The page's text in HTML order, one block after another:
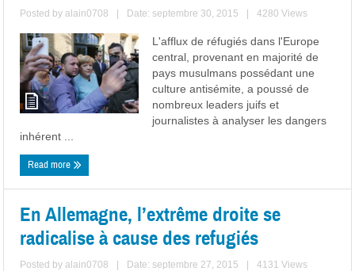
Posted byalain0708 Date: septembre 30, 2015 4280 Views
L'afflux de réfugiés dans l'Europe
central, provenant en majorité de
pays musulmans possédant une
culture antisémite, a poussé de
nombreux leaders juifs et
journalistes à analyser les dangers
inhérent ...
Read more
En Allemagne, l’extrême droite se
radicalise à cause des refugiés
Posted byalain0708 Date: septembre 27, 2015 4131 Views